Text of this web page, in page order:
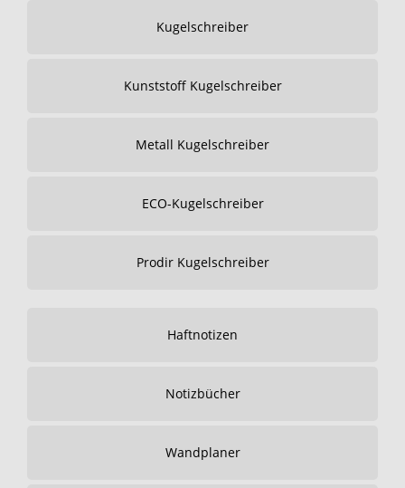
Kugelschreiber
Kunststoff Kugelschreiber
Metall Kugelschreiber
ECO-Kugelschreiber
Prodir Kugelschreiber
Haftnotizen
Notizbücher
Wandplaner